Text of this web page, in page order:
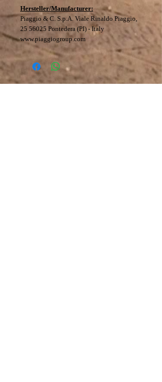
Hersteller/Manufacturer:
Piaggio & C. S.p.A. Viale Rinaldo Piaggio,
25 56025 Pontedera (PI) - Italy
www.piaggiogroup.com